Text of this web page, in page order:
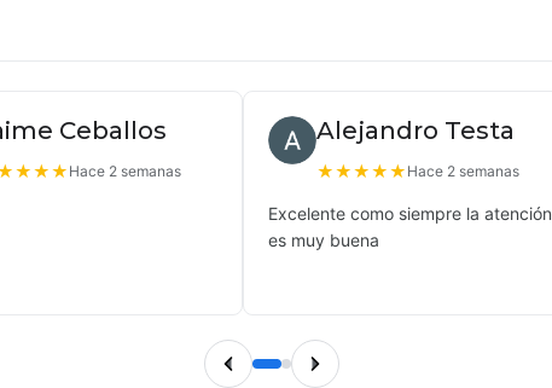
Ceballos
★★★ Hace 2 semanas
Alejandro Testa
★★★★★ Hace 2 semanas
Excelente como siempre la atención
es muy buena